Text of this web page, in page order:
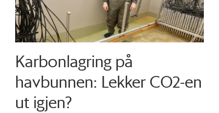
Karbonlagring på
havbunnen: Lekker CO2-en
ut igjen?